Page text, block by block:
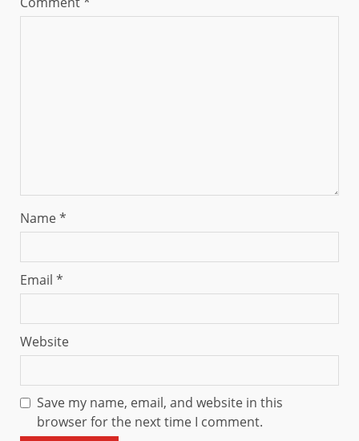
Name*
Email *
Website
Save my name, email, and website in this
browser for the next time I comment.